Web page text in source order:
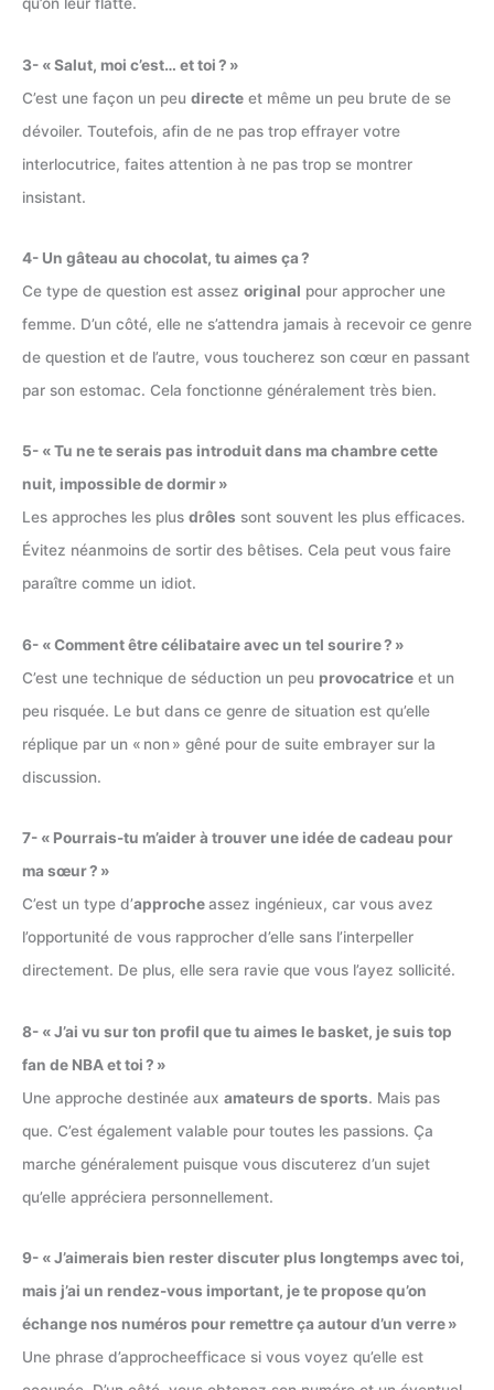
3- « Salut, moi c’est… et toi ? »
C’est une façon un peu directe et même un peu brute de se
dévoiler. Toutefois, afin de ne pas trop effrayer votre
interlocutrice, faites attention à ne pas trop se montrer
insistant.
4- Un gâteau au chocolat, tu aimes ça ?
Ce type de question est assez original pour approcher une
femme. D’un côté, elle ne s’attendra jamais à recevoir ce genre
de question et de l’autre, vous toucherez son cœur en passant
par son estomac. Cela fonctionne généralement très bien.
5- « Tu ne te serais pas introduit dans ma chambre cette
nuit, impossible de dormir »
Les approches les plus drôles sont souvent les plus efficaces.
Évitez néanmoins de sortir des bêtises. Cela peut vous faire
paraître comme un idiot.
6- « Comment être célibataire avec un tel sourire ? »
C’est une technique de séduction un peu provocatrice et un
peu risquée. Le but dans ce genre de situation est qu’elle
réplique par un « non » gêné pour de suite embrayer sur la
discussion.
7- « Pourrais-tu m’aider à trouver une idée de cadeau pour
ma sœur ? »
C’est un type d’approcheassez ingénieux, car vous avez
l’opportunité de vous rapprocher d’elle sans l’interpeller
directement. De plus, elle sera ravie que vous l’ayez sollicité.
8- « J’ai vu sur ton profil que tu aimes le basket, je suis top
fan de NBA et toi ? »
Une approche destinée aux amateurs de sports. Mais pas
que. C’est également valable pour toutes les passions. Ça
marche généralement puisque vous discuterez d’un sujet
qu’elle appréciera personnellement.
9- « J’aimerais bien rester discuter plus longtemps avec toi,
mais j’ai un rendez-vous important, je te propose qu’on
échange nos numéros pour remettre ça autour d’un verre »
Une phrase d’approcheefficace si vous voyez qu’elle est